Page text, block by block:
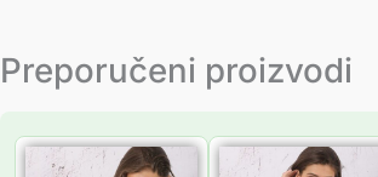
Preporučeni proizvodi